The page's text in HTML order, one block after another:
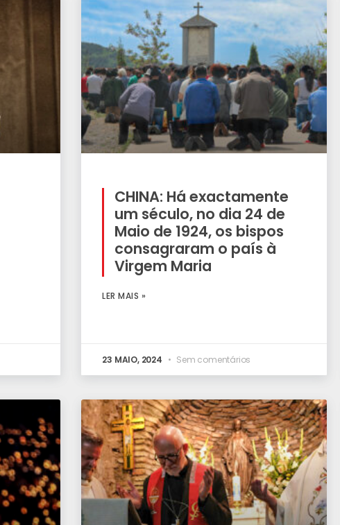
CHINA: Há exactamente
um século, no dia 24 de
Maio de 1924, os bispos
consagraram o país à
Virgem Maria
LER MAIS »
23 MAIO, 2024 Sem comentários